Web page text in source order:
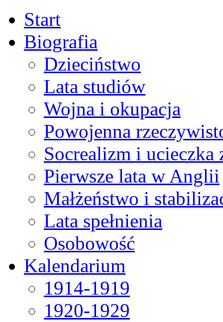
Start
Biografia
Dzieciństwo
Lata studiów
Wojna i okupacja
Powojenna
Socrealizm i ucieczka
Pierwsze lata w Anglii
Małżeństwo i
Lata spełnienia
Osobowość
Kalendarium
1914-1919
1920-1929